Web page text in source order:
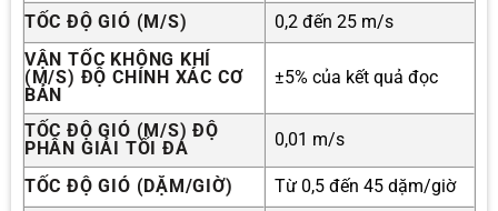
TỐC ĐỘ GIÓ (M/S)
0,2 đến 25 m/s
VẬN TỐC KHÔNG KHÍ
(M/S) ĐỘ CHÍNH XÁC CƠ
BẢN
±5% của kết quả đọc
TỐC ĐỘ GIÓ (M/S) ĐỘ
PHÂN GIẢI TỐI ĐA
0,01 m/s
TỐC ĐỘ GIÓ (DẶM/GIỜ)
Từ 0,5 đến 45 dặm/giờ